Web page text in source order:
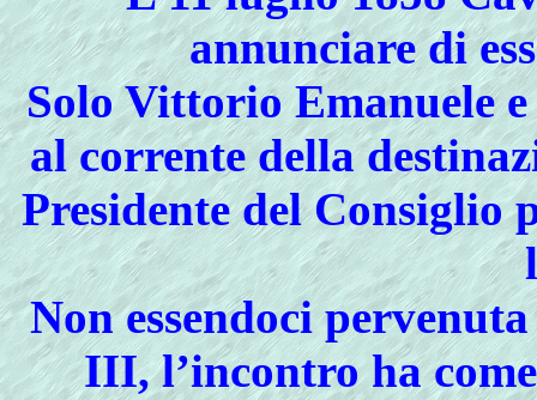
annunciare di
Solo Vittorio Emanuele
al corrente della
Presidente del Consiglio
Non essendoci
III, l’incontro ha